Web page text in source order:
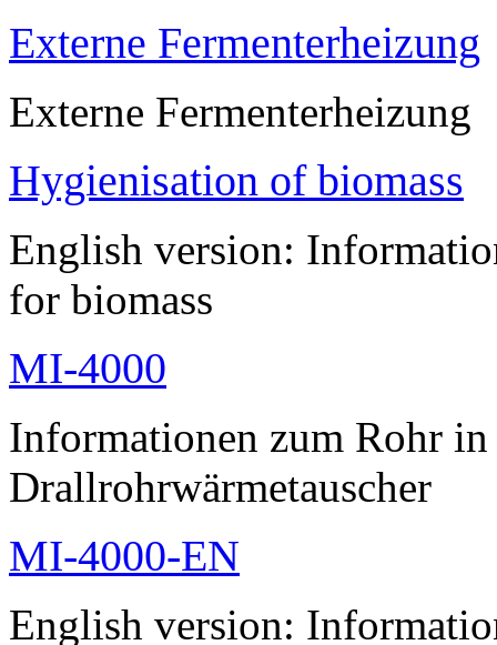
Externe Fermenterheizung
Externe Fermenterheizung
Hygienisation of biomass
English version:
for biomass
MI-4000
Informationen zum Rohr
Drallrohrwärmetauscher
MI-4000-EN
English version: